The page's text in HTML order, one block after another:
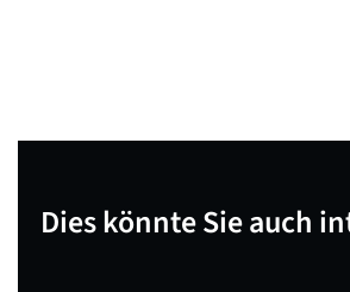
Dies könnte Sie auch